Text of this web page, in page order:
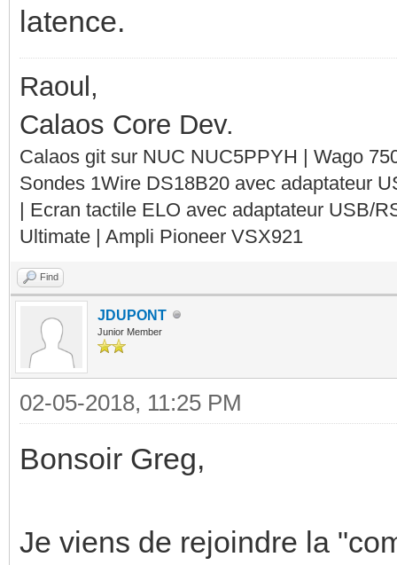
latence.
Raoul,
Calaos Core Dev.
Calaos git sur NUC NUC5PPYH | Wago
Sondes 1Wire DS18B20 avec adaptateur
| Ecran tactile ELO avec adaptateur USB/
Ultimate | Ampli Pioneer VSX921
Find
JDUPONT
Junior Member
02-05-2018, 11:25 PM
Bonsoir Greg,
Je viens de rejoindre la